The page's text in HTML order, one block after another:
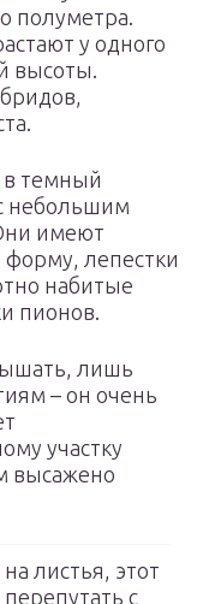
полуметра.
у одного
высоты.
в темный
небольшим
имеют
лепестки
набитые
пионов.
лишь
– он очень
участку
высажено
листья, этот
с